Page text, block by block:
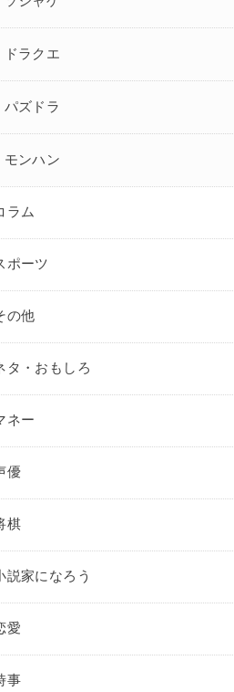
ドラクエ
パズドラ
モンハン
ラム
ポーツ
の他
タ・おもしろ
ネー
優
棋
説家になろう
愛
事